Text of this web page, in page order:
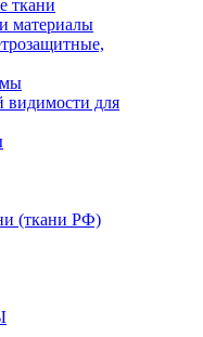
ткани
материалы
для
(ткани РФ)